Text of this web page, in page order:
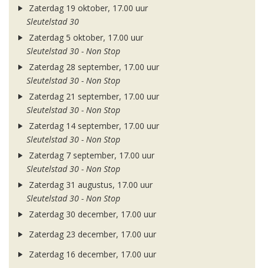
Zaterdag 19 oktober, 17.00 uur
Sleutelstad 30
Zaterdag 5 oktober, 17.00 uur
Sleutelstad 30 - Non Stop
Zaterdag 28 september, 17.00 uur
Sleutelstad 30 - Non Stop
Zaterdag 21 september, 17.00 uur
Sleutelstad 30 - Non Stop
Zaterdag 14 september, 17.00 uur
Sleutelstad 30 - Non Stop
Zaterdag 7 september, 17.00 uur
Sleutelstad 30 - Non Stop
Zaterdag 31 augustus, 17.00 uur
Sleutelstad 30 - Non Stop
Zaterdag 30 december, 17.00 uur
Zaterdag 23 december, 17.00 uur
Zaterdag 16 december, 17.00 uur